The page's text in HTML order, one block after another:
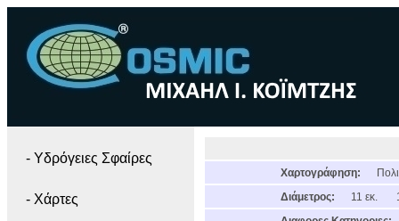
- Yδρόγειες Σφαίρες
- Χάρτες
Χαρτογράφηση:
Διάμετρος:
11 εκ.